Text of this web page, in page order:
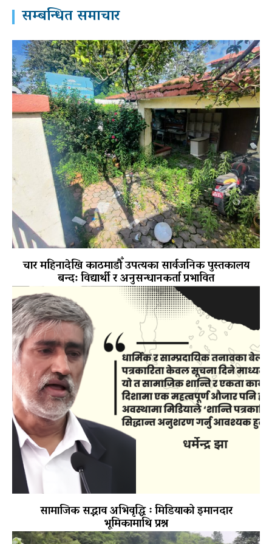
सम्बन्धित समाचार
चार महिनादेखि काठमाडौँ उपत्यका सार्वजनिक पुस्तकालय
बन्द: विद्यार्थी र अनुसन्धानकर्ता प्रभावित
सामाजिक सद्भाव अभिवृद्धि ः मिडियाको इमानदार
भूमिकामाथि प्रश्न